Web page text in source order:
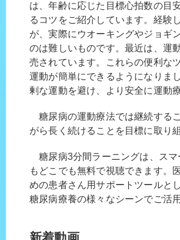
は、年齢に応じた目標心拍数の目
るコツをご紹介しています。経験
が、実際にウオーキングやジョギ
のは難しいものです。最近は、運
売されています。これらの便利な
運動が簡単にできるようになりま
剰な運動を避け、より安全に運動
糖尿病の運動療法では継続する
がら長く続けることを目標に取り
糖尿病3分間ラーニングは、ス
もどこでも無料で視聴できます。
めの患者さん用サポートツールと
糖尿病療養の様々なシーンでご活
新着動画